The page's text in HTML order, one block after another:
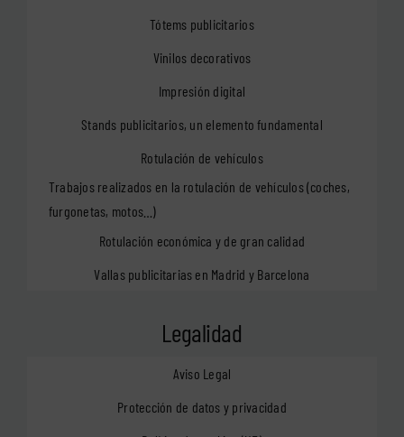
Tótems publicitarios
Vinilos decorativos
Impresión digital
Stands publicitarios, un elemento fundamental
Rotulación de vehículos
Trabajos realizados en la rotulación de vehículos (coches,
furgonetas, motos…)
Rotulación económica y de gran calidad
Vallas publicitarias en Madrid y Barcelona
Legalidad
Aviso Legal
Protección de datos y privacidad